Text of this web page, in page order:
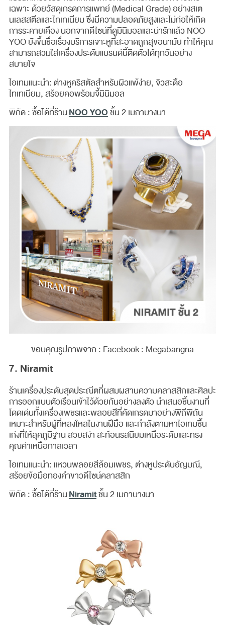
เฉพาะ ด้วยวัสดุเกรดการแพทย์ (Medical Grade) อย่างสเต
นเลสสตีลและไทเทเนียม ซึ่งมีความปลอดภัยสูงและไม่ก่อให้เกิด
การระคายเคือง นอกจากดีไซน์ที่ดูมินิมอลและน่ารักแล้ว NOO
YOO ยังขึ้นชื่อเรื่องบริการเจาะหูที่สะอาดถูกสุขอนามัย ทำให้คุณ
สามารถสวมใส่เครื่องประดับแบรนด์นี้ติดตัวได้ทุกวันอย่าง
สบายใจ
ไอเทมแนะนำ: ต่างหูคริสตัลสำหรับผิวแพ้ง่าย, จิวสะดือ
ไทเทเนียม, สร้อยคอพร้อมจี้มินิมอล
พิกัด : ซื้อได้ที่ร้านNOO YOOชั้น 2 เมกาบางนา
ขอบคุณรูปภาพจาก : Facebook : Megabangna
7. Niramit
ร้านเครื่องประดับสุดประณีตที่ผสมผสานความคลาสสิกและศิลปะ
การออกแบบตัวเรือนเข้าไว้ด้วยกันอย่างลงตัว นำเสนอชิ้นงานที่
โดดเด่นทั้งเครื่องเพชรและพลอยสีที่คัดเกรดมาอย่างพิถีพิถัน
เหมาะสำหรับผู้ที่หลงใหลในงานฝีมือ และกำลังตามหาไอเทมชิ้น
เก่งที่ให้ลุคภูมิฐาน สวยสง่า สะท้อนรสนิยมเหนือระดับและทรง
คุณค่าเหนือกาลเวลา
ไอเทมแนะนำ: แหวนพลอยสีล้อมเพชร, ต่างหูประดับอัญมณี,
สร้อยข้อมือทองคำขาวดีไซน์คลาสสิก
พิกัด : ซื้อได้ที่ร้านNiramitชั้น 2 เมกาบางนา